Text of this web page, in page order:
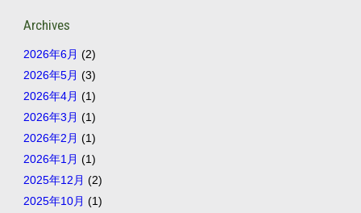
Archives
2026年6月 (2)
2026年5月 (3)
2026年4月 (1)
2026年3月 (1)
2026年2月 (1)
2026年1月 (1)
2025年12月 (2)
2025年10月 (1)